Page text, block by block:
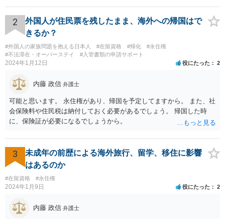
たりでしょうか。
2
外国人が住民票を残したまま、海外への帰国はで
きるか？
#外国人の家族問題を抱える日本人 #在留資格 #帰化
#永住権
#不法滞在・オーバーステイ
#入管書類の申請サポート
2024年1月12日 役にたった 2
内藤 政信 弁護士
可能と思います。 永住権があり、帰国を予定してますから。 また、社
会保険料や住民税は納付しておく必要があるでしょう。 帰国した時
に、保険証が必要になるでしょうから。
3
未成年の前歴による海外旅行、留学、移住に影響
はあるのか
#在留資格 #永住権
2024年1月9日 役にたった 2
内藤 政信 弁護士